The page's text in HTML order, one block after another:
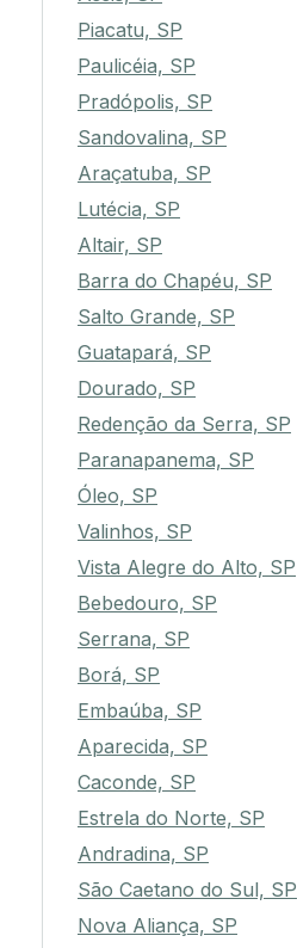
Piacatu, SP
Paulicéia, SP
Pradópolis, SP
Sandovalina, SP
Araçatuba, SP
Lutécia, SP
Altair, SP
Barra do Chapéu, SP
Salto Grande, SP
Guatapará, SP
Dourado, SP
Redenção da Serra, SP
Paranapanema, SP
Óleo, SP
Valinhos, SP
Vista Alegre do Alto, SP
Bebedouro, SP
Serrana, SP
Borá, SP
Embaúba, SP
Aparecida, SP
Caconde, SP
Estrela do Norte, SP
Andradina, SP
São Caetano do Sul, SP
Nova Aliança, SP